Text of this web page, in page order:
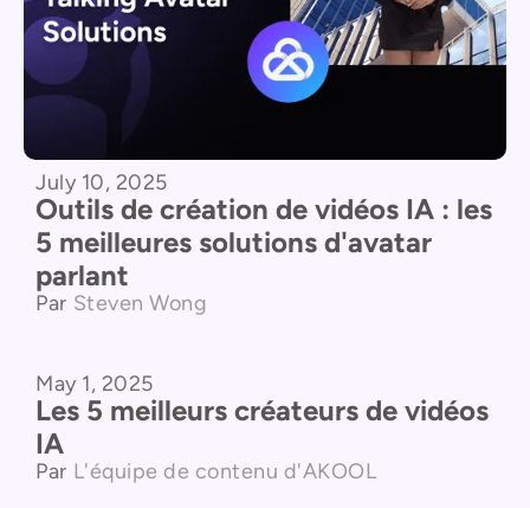
July 10, 2025
Outils de création de vidéos IA : les
5 meilleures solutions d'avatar
parlant
Par Steven Wong
Comparaison de produits
May 1, 2025
Les 5 meilleurs créateurs de vidéos
IA
Par L'équipe de contenu d'AKOOL